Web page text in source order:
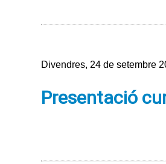
Divendres, 24 de setembre
Presentació